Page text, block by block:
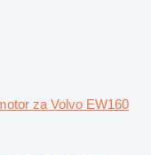
za Volvo EW160